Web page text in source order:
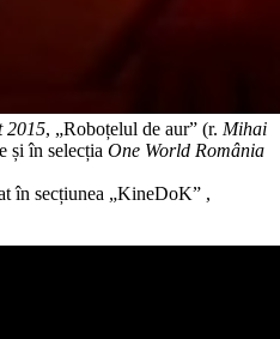
2015, „Roboțelul de aur” (r. Mihai
și în selecția One World România
în secțiunea „KineDoK” ,